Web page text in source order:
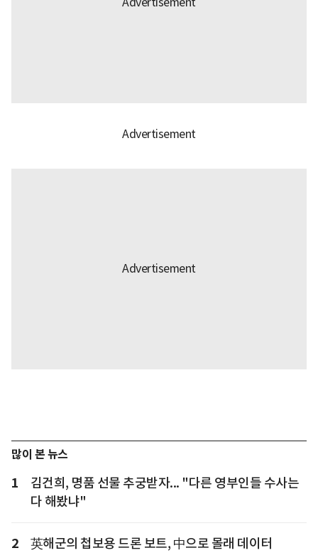
많이 본 뉴스
1
김건희, 명품 선물 추궁받자... "다른 영부인들 수사는
다 해봤냐"
2
英해군의 첩보용 드론 보트, 中으로 몰래 데이터